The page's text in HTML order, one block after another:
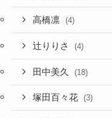
高橋凛 (4)
辻りりさ (4)
田中美久 (18)
塚田百々花 (3)